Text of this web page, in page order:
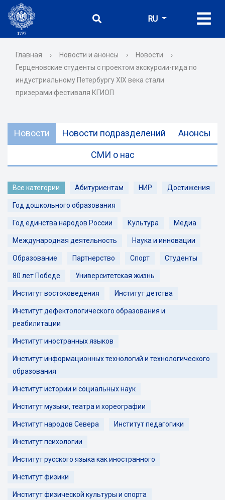
RU
Главная › Новости и анонсы › Новости
›
Герценовские студенты с проектом экскурсии-гида по
индустриальному Петербургу XIX века стали
призерами фестиваля КГИОП
Новости Новости подразделений Анонсы
СМИ о нас
Все категории Абитуриентам НИР Достижения
Год дошкольного образования
Год единства народов России Культура Медиа
Международная деятельность Наука и инновации
Образование Партнерство Спорт Студенты
80 лет Победе Университетская жизнь
Институт востоковедения Институт детства
Институт дефектологического образования и
реабилитации
Институт иностранных языков
Институт информационных технологий и технологического
образования
Институт истории и социальных наук
Институт музыки, театра и хореографии
Институт народов Севера Институт педагогики
Институт психологии
Институт русского языка как иностранного
Институт физики
Институт физической культуры и спорта